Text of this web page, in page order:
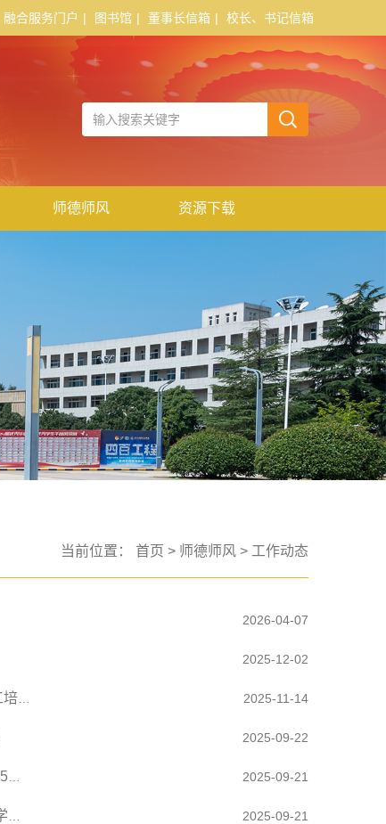
融合服务门户 | 图书馆 | 董事长信箱 | 校长、书记信箱
师德师风 资源下载
当前位置： 首页 > 师德师风 > 工作动态
2026-04-07
2025-12-02
2025-11-14
2025-09-22
2025-09-21
2025-09-21